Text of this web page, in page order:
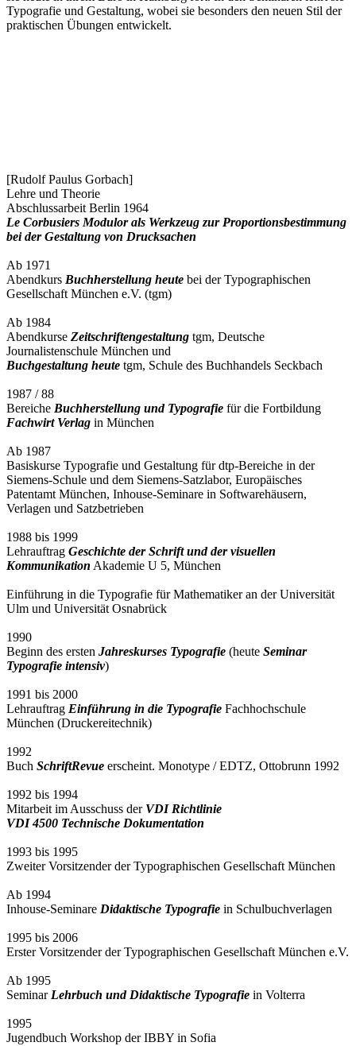
Typografie und Gestaltung, wobei sie besonders den neuen Stil der
praktischen Übungen entwickelt.
[Rudolf Paulus Gorbach]
Lehre und Theorie
Abschlussarbeit Berlin 1964
Le Corbusiers Modulor als Werkzeug zur Proportionsbestimmung
bei der Gestaltung von Drucksachen
Ab 1971
Abendkurs Buchherstellung heute bei der Typographischen
Gesellschaft München e.V. (tgm)
Ab 1984
Abendkurse Zeitschriftengestaltung tgm, Deutsche
Journalistenschule München und
Buchgestaltung heute tgm, Schule des Buchhandels Seckbach
1987 / 88
Bereiche Buchherstellung und Typografie für die Fortbildung
Fachwirt Verlag in München
Ab 1987
Basiskurse Typografie und Gestaltung für dtp-Bereiche in der
Siemens-Schule und dem Siemens-Satzlabor, Europäisches
Patentamt München, Inhouse-Seminare in Softwarehäusern,
Verlagen und Satzbetrieben
1988 bis 1999
Lehrauftrag Geschichte der Schrift und der visuellen
Kommunikation Akademie U 5, München
Einführung in die Typografie für Mathematiker an der Universität
Ulm und Universität Osnabrück
1990
Beginn des ersten Jahreskurses Typografie (heute Seminar
Typografie intensiv)
1991 bis 2000
Lehrauftrag Einführung in die Typografie Fachhochschule
München (Druckereitechnik)
1992
Buch SchriftRevue erscheint. Monotype / EDTZ, Ottobrunn 1992
1992 bis 1994
Mitarbeit im Ausschuss der VDI Richtlinie
VDI 4500 Technische Dokumentation
1993 bis 1995
Zweiter Vorsitzender der Typographischen Gesellschaft München
Ab 1994
Inhouse-Seminare Didaktische Typografie in Schulbuchverlagen
1995 bis 2006
Erster Vorsitzender der Typographischen Gesellschaft München e.V.
Ab 1995
Seminar Lehrbuch und Didaktische Typografie in Volterra
1995
Jugendbuch Workshop der IBBY in Sofia